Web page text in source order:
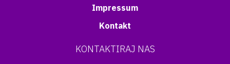
Impressum
Kontakt
KONTAKTIRAJ NAS